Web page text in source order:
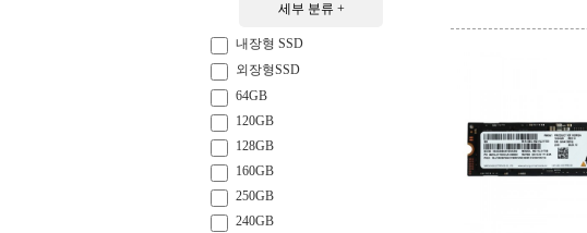
세부 분류 +
내장형 SSD
외장형SSD
64GB
120GB
128GB
160GB
250GB
240GB